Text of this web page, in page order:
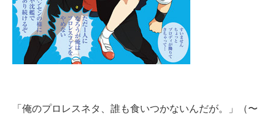
建設×テクノロジーの最前線
ちょっと気になるネットの話題
「俺のプロレスネタ、誰も食いつかないんだが。」（〜